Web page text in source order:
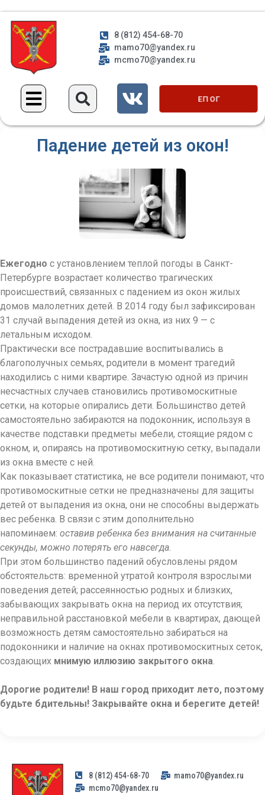
8 (812) 454-68-70
mamo70@yandex.ru
mcmo70@yandex.ru
ЕП ОГ
Падение детей из окон!
Ежегодно с установлением теплой погоды в Санкт-
Петербурге возрастает количество трагических
происшествий, связанных с падением из окон жилых
домов малолетних детей. В 2014 году был зафиксирован
31 случай выпадения детей из окна, из них 9 — с
летальным исходом.
Практически все пострадавшие воспитывались в
благополучных семьях, родители в момент трагедий
находились с ними квартире. Зачастую одной из причин
несчастных случаев становились противомоскитные
сетки, на которые опирались дети. Большинство детей
самостоятельно забираются на подоконник, используя в
качестве подставки предметы мебели, стоящие рядом с
окном, и, опираясь на противомоскитную сетку, выпадали
из окна вместе с ней.
Как показывает статистика, не все родители понимают, что
противомоскитные сетки не предназначены для защиты
детей от выпадения из окна, они не способны выдержать
вес ребенка. В связи с этим дополнительно
напоминаем: оставив ребенка без внимания на считанные
секунды, можно потерять его навсегда.
При этом большинство падений обусловлены рядом
обстоятельств: временной утратой контроля взрослыми
поведения детей; рассеянностью родных и близких,
забывающих закрывать окна на период их отсутствия;
неправильной расстановкой мебели в квартирах, дающей
возможность детям самостоятельно забираться на
подоконники и наличие на окнах противомоскитных сеток,
создающих мнимую иллюзию закрытого окна.
Дорогие родители! В наш город приходит лето, поэтому
будьте бдительны! Закрывайте окна и берегите детей!
8 (812) 454-68-70
mamo70@yandex.ru
mcmo70@yandex.ru